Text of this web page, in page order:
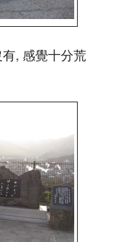
, 感覺十分荒